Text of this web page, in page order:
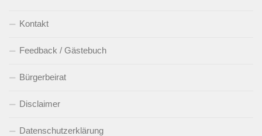
Kontakt
Feedback / Gästebuch
Bürgerbeirat
Disclaimer
Datenschutzerklärung